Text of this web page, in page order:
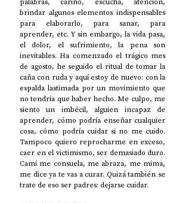
brindar algunos elementos indispensables
para elaborarlo, para sanar, para
aprender, etc. Y sin embargo, la vida pasa,
el dolor, el sufrimiento, la pena son
inevitables. Ha comenzado el trágico mes
de agosto, he seguido el ritual de tomar la
caña con ruda y aquí estoy de nuevo: con la
espalda lastimada por un movimiento que
no tendría que haber hecho. Me culpo, me
siento un imbécil, alguien incapaz de
aprender, cómo podría enseñar cualquier
cosa, cómo podría cuidar si no me cuido.
Tampoco quiero reprocharme en exceso,
caer en el victimismo, ser demasiado duro.
Cami me consuela, me abraza, me mima,
me dice ya te vas a curar. Quizá también se
trate de eso ser padres: dejarse cuidar.